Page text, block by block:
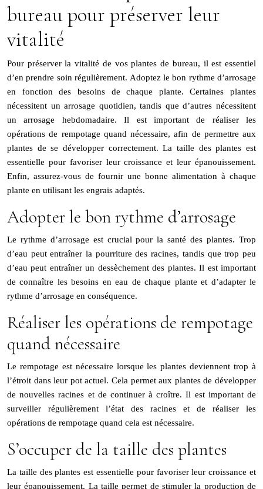
bureau pour préserver leur
vitalité
Pour préserver la vitalité de vos plantes de bureau, il est essentiel
d’en prendre soin régulièrement. Adoptez le bon rythme d’arrosage
en fonction des besoins de chaque plante. Certaines plantes
nécessitent un arrosage quotidien, tandis que d’autres nécessitent
un arrosage hebdomadaire. Il est important de réaliser les
opérations de rempotage quand nécessaire, afin de permettre aux
plantes de se développer correctement. La taille des plantes est
essentielle pour favoriser leur croissance et leur épanouissement.
Enfin, assurez-vous de fournir une bonne alimentation à chaque
plante en utilisant les engrais adaptés.
Adopter le bon rythme d’arrosage
Le rythme d’arrosage est crucial pour la santé des plantes. Trop
d’eau peut entraîner la pourriture des racines, tandis que trop peu
d’eau peut entraîner un dessèchement des plantes. Il est important
de connaître les besoins en eau de chaque plante et d’adapter le
rythme d’arrosage en conséquence.
Réaliser les opérations de rempotage
quand nécessaire
Le rempotage est nécessaire lorsque les plantes deviennent trop à
l’étroit dans leur pot actuel. Cela permet aux plantes de développer
de nouvelles racines et de continuer à croître. Il est important de
surveiller régulièrement l’état des racines et de réaliser les
opérations de rempotage quand cela est nécessaire.
S’occuper de la taille des plantes
La taille des plantes est essentielle pour favoriser leur croissance et
leur épanouissement. La taille permet de stimuler la production de